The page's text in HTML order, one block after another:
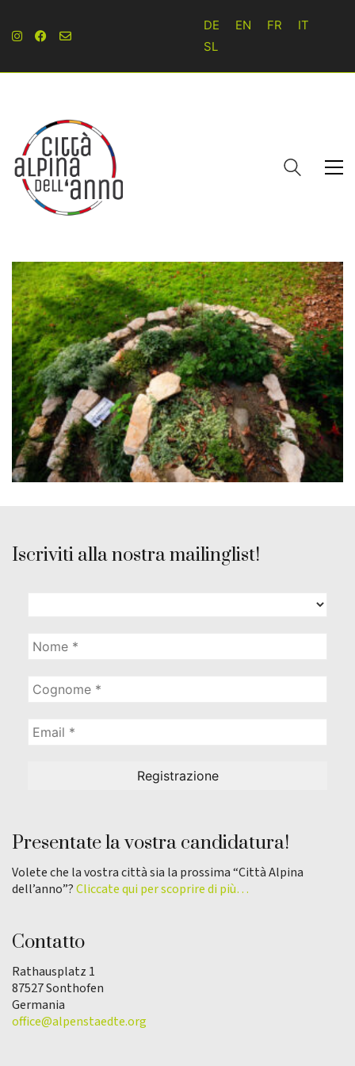
DE EN FR
IT
SL
Iscriviti alla nostra mailinglist!
Presentate la vostra candidatura!
Volete che la vostra città sia la prossima “Città Alpina
dell’anno”?Cliccate qui per scoprire di più…
Contatto
Rathausplatz 1
87527 Sonthofen
Germania
office@alpenstaedte.org